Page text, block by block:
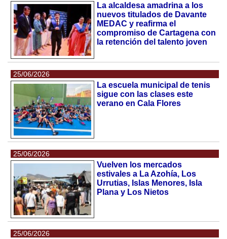
La alcaldesa amadrina a los
nuevos titulados de Davante
MEDAC y reafirma el
compromiso de Cartagena con
la retención del talento joven
25/06/2026
La escuela municipal de tenis
sigue con las clases este
verano en Cala Flores
25/06/2026
Vuelven los mercados
estivales a La Azohía, Los
Urrutias, Islas Menores, Isla
Plana y Los Nietos
25/06/2026